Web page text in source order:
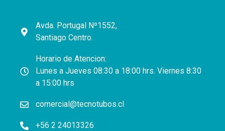
Avda. Portugal Nº1552,
Santiago Centro.
Horario de Atencion:
Lunes a Jueves 08:30 a 18:00 hrs. Viernes 8:30
a 15:00 hrs
comercial@tecnotubos.cl
+56 2 24013326